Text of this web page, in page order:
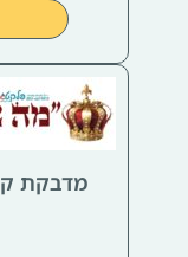
מדבקת